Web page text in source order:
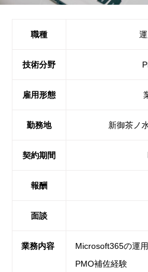
職種
技術分野
雇用形態
勤務地 新御茶ノ
契約期間
報酬
面談
業務内容
Microsoft365の運
PMO補佐経験